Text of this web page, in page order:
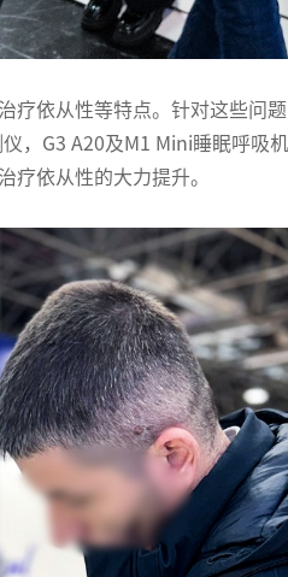
依从性等特点。针对这些问
，G3 A20及M1 Mini睡眠呼
疗依从性的大力提升。